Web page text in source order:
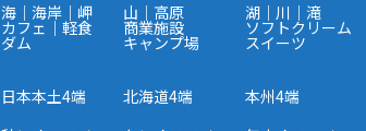
海｜海岸｜岬 山｜高原 湖｜川｜滝
カフェ｜軽食 商業施設 ソフトクリーム
ダム キャンプ場 スイーツ
日本本土4端 北海道4端 本州4端